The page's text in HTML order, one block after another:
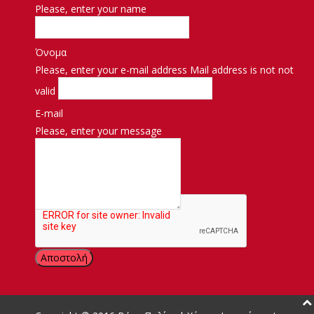
Please, enter your name
Όνομα
Please, enter your e-mail address Mail address is not not
valid
E-mail
Please, enter your message
Μήνυμα